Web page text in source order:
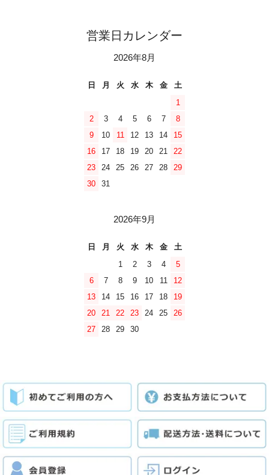
営業日カレンダー
2026年8月
日 月 火 水 木 金
土
1
2
3 4 5 6 7
8
9
10 11 12 13 14
15
16
17 18 19 20 21
22
23
24 25 26 27 28
29
30
31
2026年9月
日 月 火 水 木 金
土
1
2 3 4
5
6
7 8 9 10 11
12
13
14 15 16 17 18
19
20
21 22 23 24 25
26
27
28 29 30